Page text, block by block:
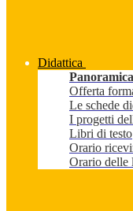
Didattica
Panoramica
Offerta
Le schede
I progetti
Libri di testo
Orario
Orario delle